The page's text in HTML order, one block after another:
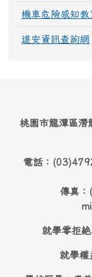
機車危險感知教
道安資訊查詢網
桃園市龍潭區
電話：
傳真
就學零拒
就學權